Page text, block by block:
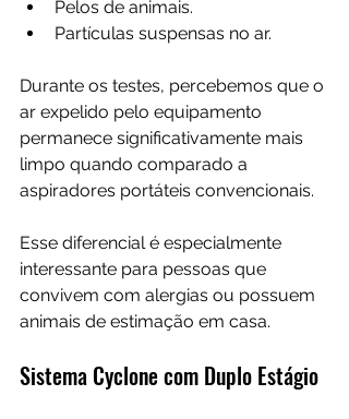
Pelos de animais.
Partículas suspensas no ar.
Durante os testes, percebemos que o
ar expelido pelo equipamento
permanece significativamente mais
limpo quando comparado a
aspiradores portáteis convencionais.
Esse diferencial é especialmente
interessante para pessoas que
convivem com alergias ou possuem
animais de estimação em casa.
Sistema Cyclone com Duplo Estágio